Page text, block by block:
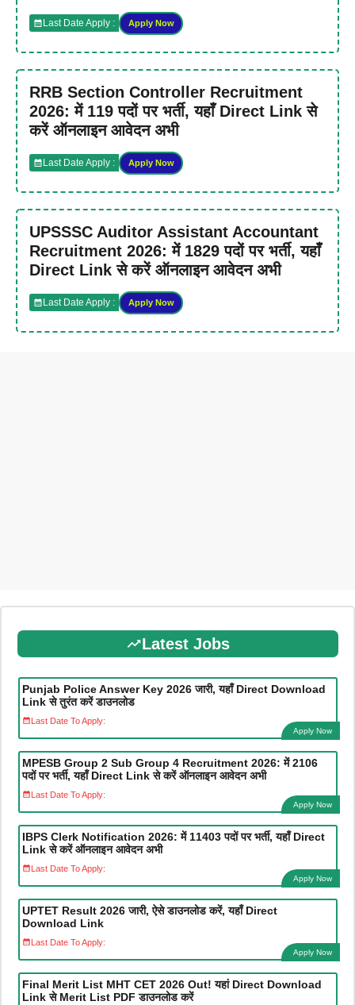
Last Date Apply : Apply Now
RRB Section Controller Recruitment
2026: में 119 पदों पर भर्ती, यहाँ Direct Link से
करें ऑनलाइन आवेदन अभी
Last Date Apply : Apply Now
UPSSSC Auditor Assistant Accountant
Recruitment 2026: में 1829 पदों पर भर्ती, यहाँ
Direct Link से करें ऑनलाइन आवेदन अभी
Last Date Apply : Apply Now
Latest Jobs
Punjab Police Answer Key 2026 जारी, यहाँ Direct Download
Link से तुरंत करें डाउनलोड
Last Date To Apply:
Apply Now
MPESB Group 2 Sub Group 4 Recruitment 2026: में 2106
पदों पर भर्ती, यहाँ Direct Link से करें ऑनलाइन आवेदन अभी
Last Date To Apply:
Apply Now
IBPS Clerk Notification 2026: में 11403 पदों पर भर्ती, यहाँ Direct
Link से करें ऑनलाइन आवेदन अभी
Last Date To Apply:
Apply Now
UPTET Result 2026 जारी, ऐसे डाउनलोड करें, यहाँ Direct
Download Link
Last Date To Apply:
Apply Now
Final Merit List MHT CET 2026 Out! यहां Direct Download
Link से Merit List PDF डाउनलोड करें